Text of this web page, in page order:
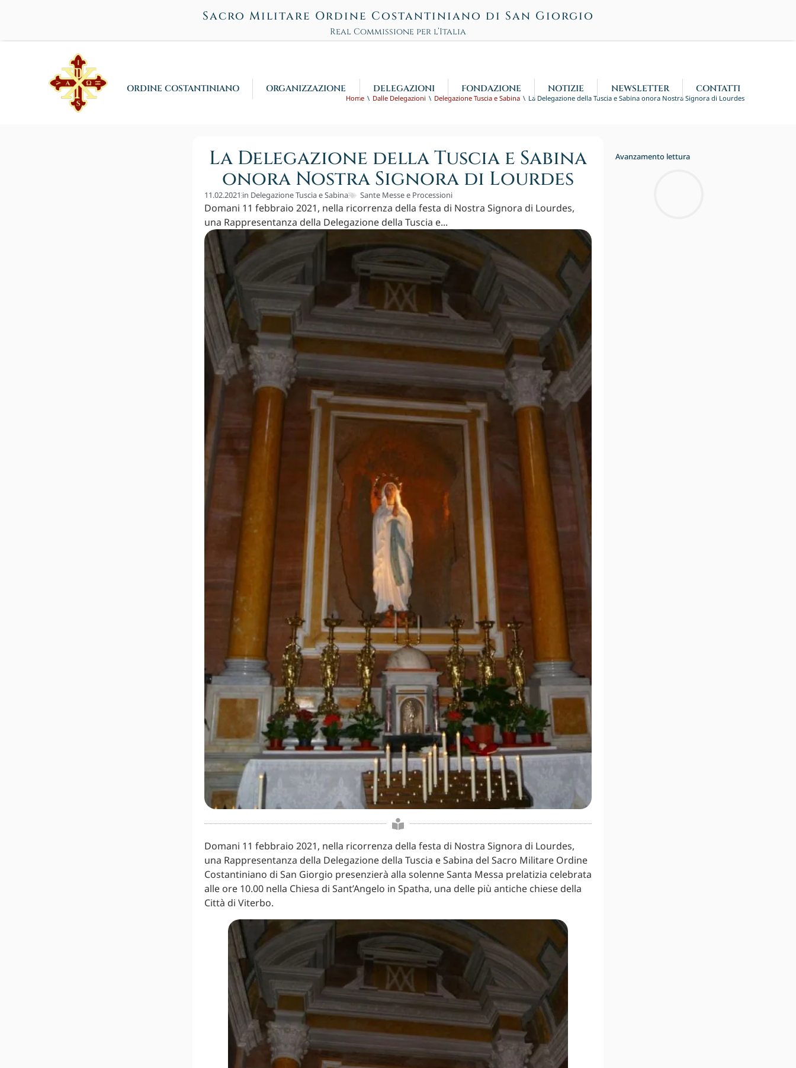
Sacro Militare Ordine Costantiniano di San Giorgio
Real Commissione per l’Italia
ORDINE COSTANTINIANO ORGANIZZAZIONE DELEGAZIONI FONDAZIONE NOTIZIE NEWSLETTER CONTATTI
Home Dalle Delegazioni Delegazione Tuscia e Sabina La Delegazione della Tuscia e Sabina onora Nostra Signora di Lourdes
La Delegazione della Tuscia e Sabina
onora Nostra Signora di Lourdes
11.02.2021 in Delegazione Tuscia e Sabina Sante Messe e Processioni
Domani 11 febbraio 2021, nella ricorrenza della festa di Nostra Signora di Lourdes,
una Rappresentanza della Delegazione della Tuscia e...
Domani 11 febbraio 2021, nella ricorrenza della festa di Nostra Signora di Lourdes,
una Rappresentanza della Delegazione della Tuscia e Sabina del Sacro Militare Ordine
Costantiniano di San Giorgio presenzierà alla solenne Santa Messa prelatizia celebrata
alle ore 10.00 nella Chiesa di Sant’Angelo in Spatha, una delle più antiche chiese della
Città di Viterbo.
Avanzamento lettura